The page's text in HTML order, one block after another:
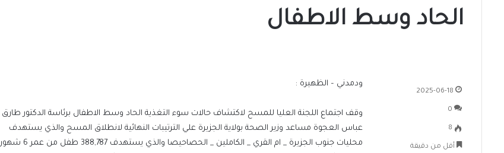
الحاد وسط الاطفال
ودمدني – الظهيرة :
وقف اجتماع اللجنة العليا للمسح لاكتشاف حالات سوء التغذية الحاد وسط الاطفال برئاسة الدكتور طارق
عباس العجوة مساعد وزير الصحة بولاية الجزيرة علي الترتيبات النهائية لانطلاق المسح والذي يستهدف
محليات جنوب الجزيرة _ ام القري _ الكاملين _ الحصاحيصا والذي يستهدف 388,787 طفل من عمر 6 شهور
2025-06-18
0
8
أقل من دقيقة